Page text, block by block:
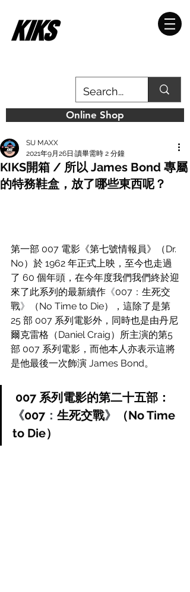
Online Shop
KIKS開箱 / 所以 James Bond 專屬
的特務鞋盒，放了哪些東西呢？
SU MAXX
2021年9月26日 讀畢需時 2 分鐘
第一部 007 電影《第七號情報員》（Dr.
No）於 1962 年正式上映，至今也走過
了 60 個年頭，在今年度我們我們終於迎
來了此系列的最新續作 《007 ： 生死交
戰》
（No Time to Die），這除了是第
25 部 007 系列電影外，同時也是由丹尼
爾克雷格（Daniel Craig）所主演的第5
部 007 系列電影，而他本人亦表示這將
是他最後一次飾演 James Bond。
007 系列電影的第二十五部：
《007 ： 生死交戰》
（No Time
to Die）